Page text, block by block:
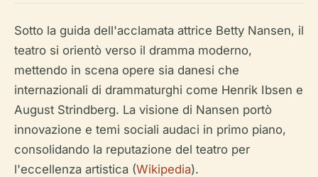
Sotto la guida dell'acclamata attrice Betty Nansen, il
teatro si orientò verso il dramma moderno,
mettendo in scena opere sia danesi che
internazionali di drammaturghi come Henrik Ibsen e
August Strindberg. La visione di Nansen portò
innovazione e temi sociali audaci in primo piano,
consolidando la reputazione del teatro per
l'eccellenza artistica (Wikipedia).